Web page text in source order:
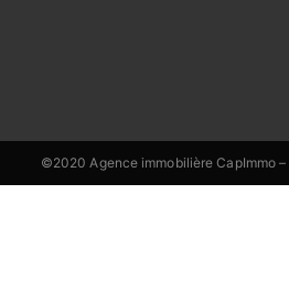
©2020 Agence immobilière CapImmo –